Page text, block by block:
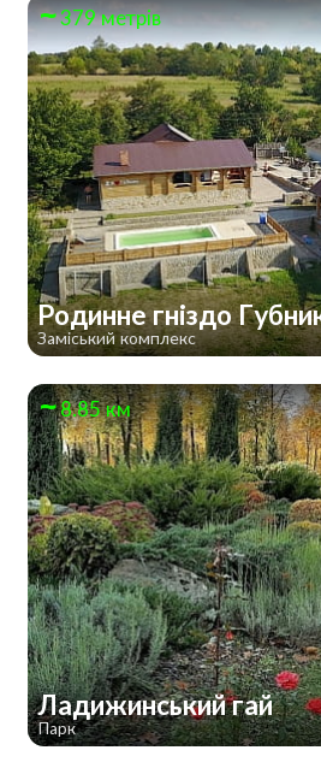
379 метрів
Родинне гніздо
Заміський комплекс
8.85 км
Ладижинський гай
Парк